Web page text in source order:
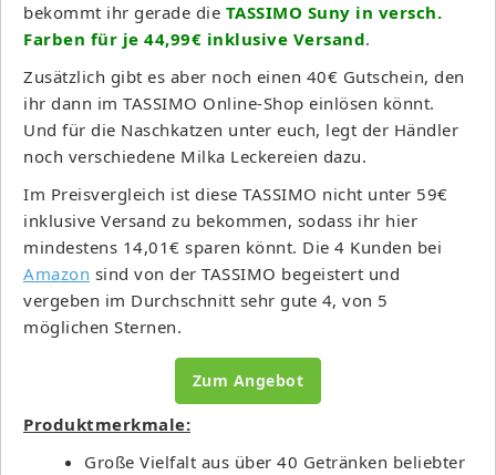
bekommt ihr gerade die TASSIMO Suny in versch.
Farben für je 44,99€ inklusive Versand.
Zusätzlich gibt es aber noch einen 40€ Gutschein, den
ihr dann im TASSIMO Online-Shop einlösen könnt.
Und für die Naschkatzen unter euch, legt der Händler
noch verschiedene Milka Leckereien dazu.
Im Preisvergleich ist diese TASSIMO nicht unter 59€
inklusive Versand zu bekommen, sodass ihr hier
mindestens 14,01€ sparen könnt. Die 4 Kunden bei
Amazon sind von der TASSIMO begeistert und
vergeben im Durchschnitt sehr gute 4, von 5
möglichen Sternen.
Zum Angebot
Produktmerkmale:
Große Vielfalt aus über 40 Getränken beliebter